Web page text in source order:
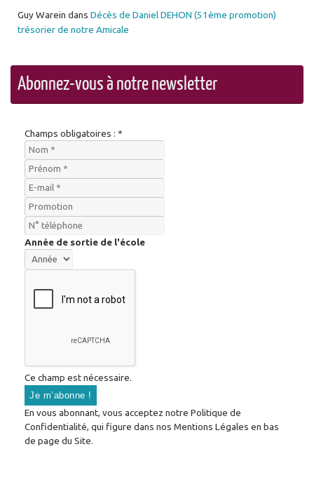
Guy Warein dans Décès de Daniel DEHON (51ème promotion)
trésorier de notre Amicale
Abonnez-vous à notre newsletter
Champs obligatoires : *
Année de sortie de l'école
Ce champ est nécessaire.
En vous abonnant, vous acceptez notre Politique de
Confidentialité, qui figure dans nos Mentions Légales en bas
de page du Site.